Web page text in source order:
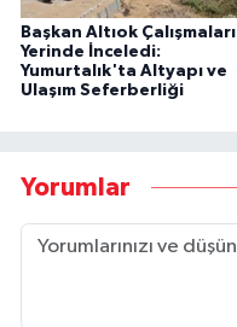
Başkan Altıok Çalışmaları
Yerinde İnceledi:
Yumurtalık'ta Altyapı ve
Ulaşım Seferberliği
Yorumlar